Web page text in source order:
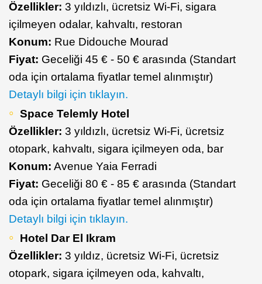
Özellikler: 3 yıldızlı, ücretsiz Wi-Fi, sigara
içilmeyen odalar, kahvaltı, restoran
Konum: Rue Didouche Mourad
Fiyat: Geceliği 45 € - 50 € arasında (Standart
oda için ortalama fiyatlar temel alınmıştır)
Detaylı bilgi için tıklayın.
Space Telemly Hotel
Özellikler: 3 yıldızlı, ücretsiz Wi-Fi, ücretsiz
otopark, kahvaltı, sigara içilmeyen oda, bar
Konum: Avenue Yaia Ferradi
Fiyat: Geceliği 80 € - 85 € arasında (Standart
oda için ortalama fiyatlar temel alınmıştır)
Detaylı bilgi için tıklayın.
Hotel Dar El Ikram
Özellikler: 3 yıldız, ücretsiz Wi-Fi, ücretsiz
otopark, sigara içilmeyen oda, kahvaltı,